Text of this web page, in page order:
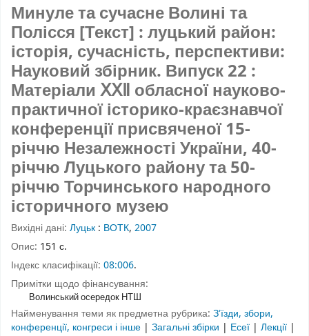
Минуле та сучасне Волині та
Полісся [Текст] : луцький район:
історія, сучасність, перспективи:
Науковий збірник. Випуск 22 :
Матеріали ⅩⅩⅡ обласної науково-
практичної історико-краєзнавчої
конференції присвяченої 15-
річчю Незалежності України, 40-
річчю Луцького району та 50-
річчю Торчинського народного
історичного музею
Вихідні дані: Луцьк : ВОТК, 2007
Опис: 151 с.
Індекс класифікації: 08:006.
Примітки щодо фінансування:
Волинський осередок НТШ
Найменування теми як предметна рубрика: Зʼїзди, збори,
конференції, конгреси і інше | Загальні збірки | Есеї | Лекції |